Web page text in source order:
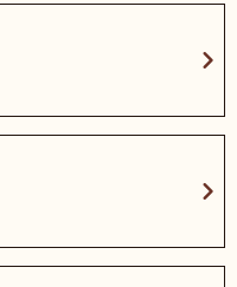
chevron_right
chevron_right